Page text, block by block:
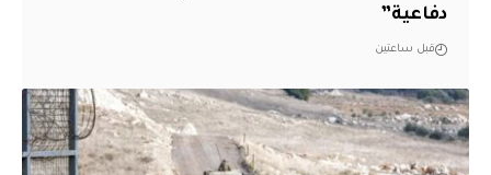
دفاعية”
قبل ساعتين